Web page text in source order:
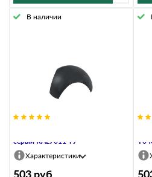
серый RAL7011 ТУ
В наличии
Характеристики
503 руб